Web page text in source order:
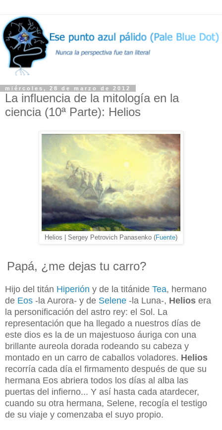
miércoles, 28 de marzo de 2012
La influencia de la mitología en la
ciencia (10ª Parte): Helios
Helios | Sergey Petrovich Panasenko (Fuente)
Papá, ¿me dejas tu carro?
Hijo del titán Hiperión y de la titánide Tea, hermano
de Eos -la Aurora- y de Selene -la Luna-, Helios era
la personificación del astro rey: el Sol. La
representación que ha llegado a nuestros días de
este dios es la de un majestuoso áuriga con una
brillante aureola dorada rodeando su cabeza y
montado en un carro de caballos voladores. Helios
recorría cada día el firmamento después de que su
hermana Eos abriera todos los días al alba las
puertas del infierno... Y así hasta cada atardecer,
cuando su otra hermana, Selene, recogía el testigo
de su viaje y comenzaba el suyo propio.